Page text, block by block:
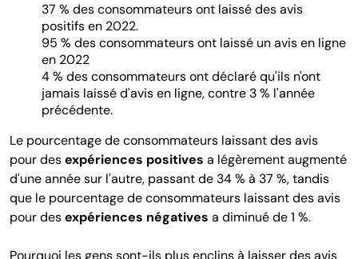
37 % des consommateurs ont laissé des avis
positifs en 2022.
95 % des consommateurs ont laissé un avis en ligne
en 2022
4 % des consommateurs ont déclaré qu'ils n'ont
jamais laissé d'avis en ligne, contre 3 % l'année
précédente.
Le pourcentage de consommateurs laissant des avis
pour desexpériences positives a légèrement augmenté
d'une année sur l'autre, passant de 34 % à 37 %, tandis
que le pourcentage de consommateurs laissant des avis
pour desexpériences négatives a diminué de 1 %.
Pourquoi les gens sont-ils plus enclins à laisser des avis